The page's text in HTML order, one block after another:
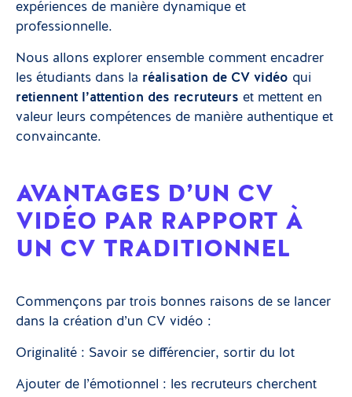
expériences de manière dynamique et
professionnelle.
Nous allons explorer ensemble comment encadrer
les étudiants dans la réalisation de CV vidéo qui
retiennent l’attention des recruteurs et mettent en
valeur leurs compétences de manière authentique et
convaincante.
AVANTAGES D’UN CV
VIDÉO PAR RAPPORT À
UN CV TRADITIONNEL
Commençons par trois bonnes raisons de se lancer
dans la création d’un CV vidéo :
Originalité : Savoir se différencier, sortir du lot
Ajouter de l’émotionnel : les recruteurs cherchent